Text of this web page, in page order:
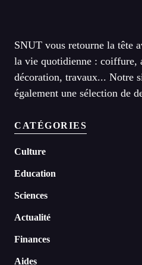
SNUT vous retourne la tête
la vie quotidienne : coiffure,
décoration, travaux... Notre
également une sélection de
CATÉGORIES
Culture
Education
Sciences
Actualité
Finances
Aides